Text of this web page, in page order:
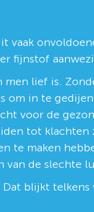
fijnstof
lief is.
om in te
voor de
tot
te maken
van de slechte
blijkt